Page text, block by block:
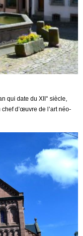
qui date du XII° siècle,
d’œuvre de l’art néo-